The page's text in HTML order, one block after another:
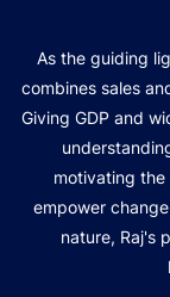
As the guiding
combines sales
Giving GDP and
motivating the
empower
nature, Raj's